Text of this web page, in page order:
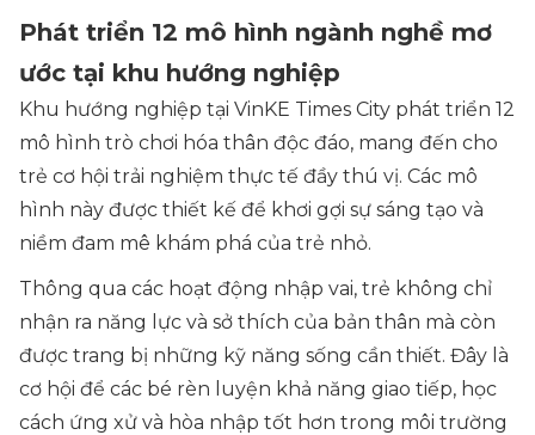
Phát triển 12 mô hình ngành nghề mơ
ước tại khu hướng nghiệp
Khu hướng nghiệp tại VinKE Times City phát triển 12
mô hình trò chơi hóa thân độc đáo, mang đến cho
trẻ cơ hội trải nghiệm thực tế đầy thú vị. Các mô
hình này được thiết kế để khơi gợi sự sáng tạo và
niềm đam mê khám phá của trẻ nhỏ.
Thông qua các hoạt động nhập vai, trẻ không chỉ
nhận ra năng lực và sở thích của bản thân mà còn
được trang bị những kỹ năng sống cần thiết. Đây là
cơ hội để các bé rèn luyện khả năng giao tiếp, học
cách ứng xử và hòa nhập tốt hơn trong môi trường